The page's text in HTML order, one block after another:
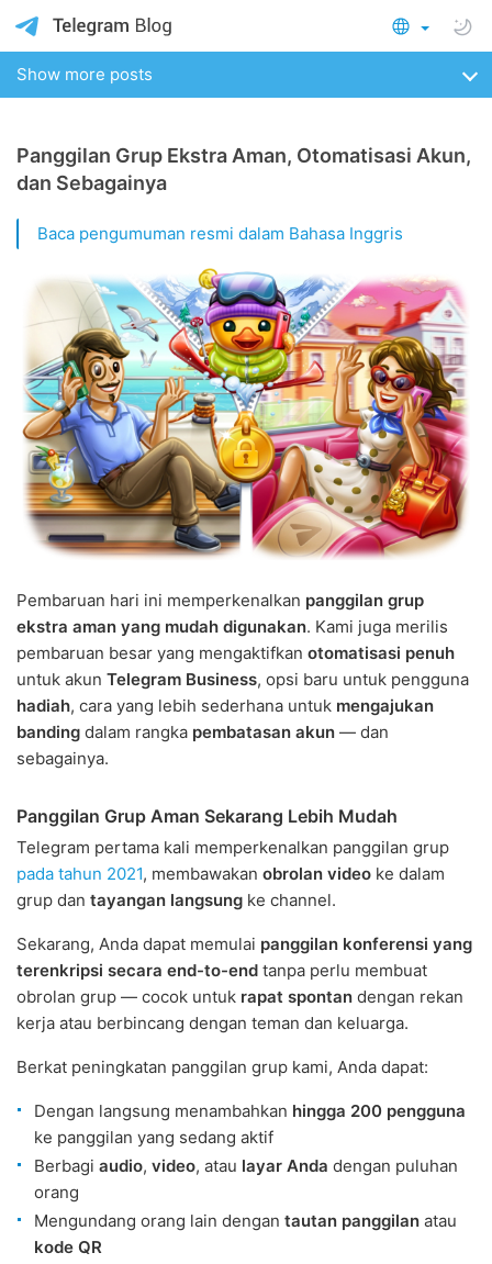
Show more posts
Panggilan Grup Ekstra Aman, Otomatisasi Akun,
dan Sebagainya
Baca pengumuman resmi dalam Bahasa Inggris
Pembaruan hari ini memperkenalkan panggilan grup
ekstra aman yang mudah digunakan. Kami juga merilis
pembaruan besar yang mengaktifkan otomatisasi penuh
untuk akun Telegram Business, opsi baru untuk pengguna
hadiah, cara yang lebih sederhana untuk mengajukan
banding dalam rangka pembatasan akun — dan
sebagainya.
Panggilan Grup Aman Sekarang Lebih Mudah
Telegram pertama kali memperkenalkan panggilan grup
pada tahun 2021, membawakan obrolan video ke dalam
grup dan tayangan langsung ke channel.
Sekarang, Anda dapat memulai panggilan konferensi yang
terenkripsi secara end-to-end tanpa perlu membuat
obrolan grup — cocok untuk rapat spontan dengan rekan
kerja atau berbincang dengan teman dan keluarga.
Berkat peningkatan panggilan grup kami, Anda dapat:
Dengan langsung menambahkan hingga 200 pengguna
ke panggilan yang sedang aktif
Berbagi audio, video, atau layar Anda dengan puluhan
orang
Mengundang orang lain dengan tautan panggilan atau
kode QR